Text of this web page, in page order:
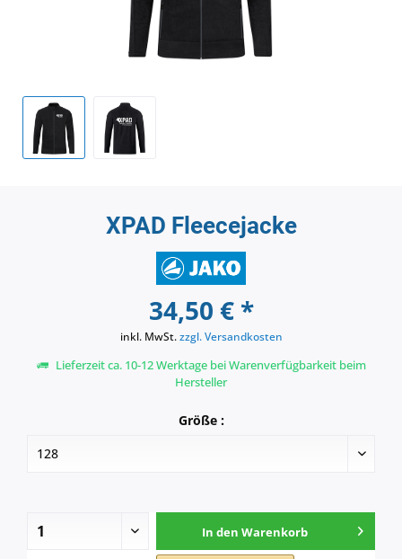
XPAD Fleecejacke
34,50 € *
inkl. MwSt.zzgl. Versandkosten
Lieferzeit ca. 10-12 Werktage bei Warenverfügbarkeit beim
Hersteller
Größe :
In den Warenkorb